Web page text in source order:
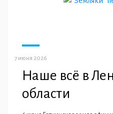
7 июня 2026
Наше всё в
области